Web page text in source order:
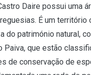
Daire possui uma
É um território
do património natural,
Paiva, que estão
de conservação de